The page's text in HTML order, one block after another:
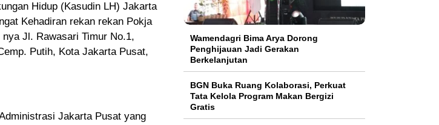
Hidup (Kasudin LH) Jakarta
Kehadiran rekan rekan Pokja
Jl. Rawasari Timur No.1,
Putih, Kota Jakarta Pusat,
Jakarta Pusat yang
Wamendagri Bima Arya Dorong
Penghijauan Jadi Gerakan
Berkelanjutan
BGN Buka Ruang Kolaborasi, Perkuat
Tata Kelola Program Makan Bergizi
Gratis